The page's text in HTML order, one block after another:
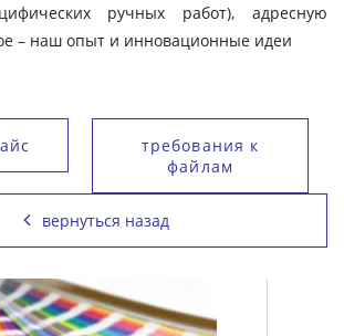
ручных работ), адресную
– наш опыт и инновационные идеи
требования к
файлам
вернуться назад